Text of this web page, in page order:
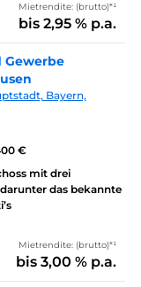
Mietrendite: (brutto)*¹
bis 2,95 % p.a.
Gewerbe
Bayern,
€
mit drei
das bekannte
Mietrendite: (brutto)*¹
bis 3,00 % p.a.